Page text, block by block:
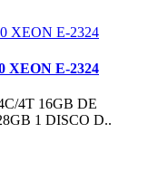
XEON E-2324
4T 16GB DE
1 DISCO D..